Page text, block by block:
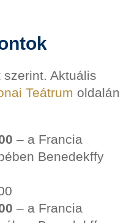
Aktuális
Teátrum oldalán
– a Francia
Benedekffy
– a Francia